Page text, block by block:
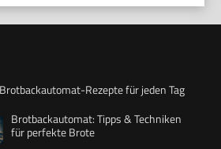
Rezepte für jeden Tag
Brotbackautomat: Tipps & Techniken
für perfekte Brote